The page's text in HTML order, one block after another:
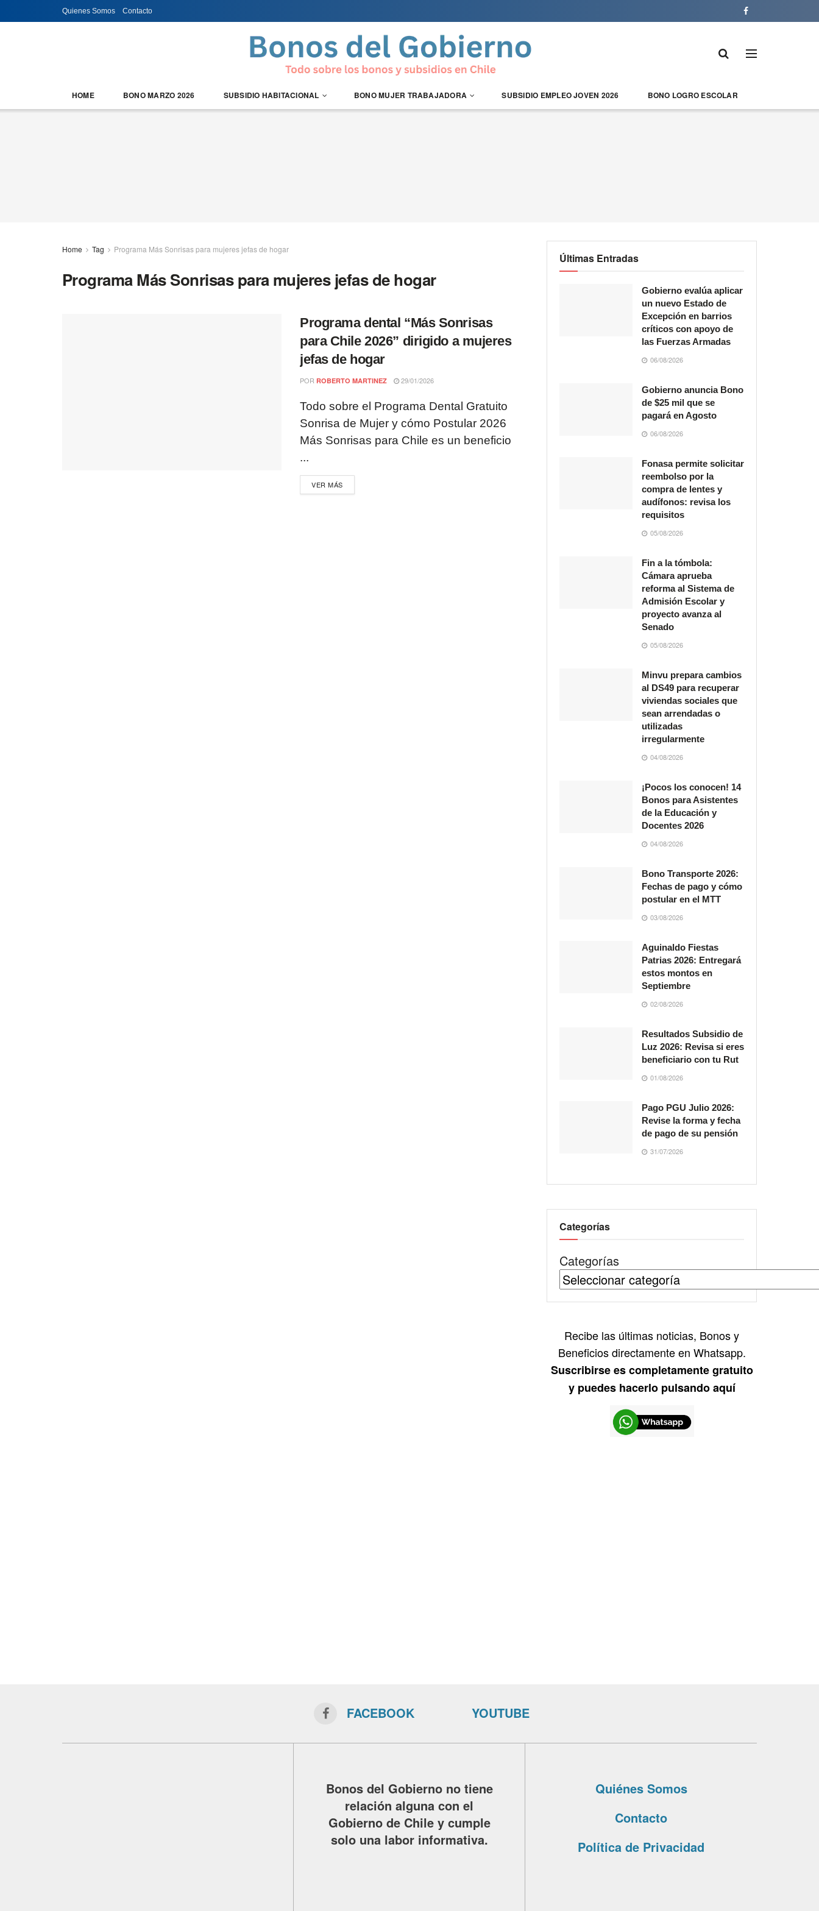
Quienes Somos Contacto
HOME BONO MARZO 2026 SUBSIDIO HABITACIONAL BONO MUJER TRABAJADORA SUBSIDIO EMPLEO JOVEN 2026 BONO LOGRO ESCOLAR
Home Tag Programa Más Sonrisas para mujeres jefas de hogar
Programa Más Sonrisas para mujeres jefas de hogar
Programa dental “Más Sonrisas
para Chile 2026” dirigido a mujeres
jefas de hogar
POR ROBERTO MARTINEZ 29/01/2026
Todo sobre el Programa Dental Gratuito
Sonrisa de Mujer y cómo Postular 2026
Más Sonrisas para Chile es un beneficio
...
VER MÁS
Últimas Entradas
Gobierno evalúa aplicar
un nuevo Estado de
Excepción en barrios
críticos con apoyo de
las Fuerzas Armadas
06/08/2026
Gobierno anuncia Bono
de $25 mil que se
pagará en Agosto
06/08/2026
Fonasa permite solicitar
reembolso por la
compra de lentes y
audífonos: revisa los
requisitos
05/08/2026
Fin a la tómbola:
Cámara aprueba
reforma al Sistema de
Admisión Escolar y
proyecto avanza al
Senado
05/08/2026
Minvu prepara cambios
al DS49 para recuperar
viviendas sociales que
sean arrendadas o
utilizadas
irregularmente
04/08/2026
¡Pocos los conocen! 14
Bonos para Asistentes
de la Educación y
Docentes 2026
04/08/2026
Bono Transporte 2026:
Fechas de pago y cómo
postular en el MTT
03/08/2026
Aguinaldo Fiestas
Patrias 2026: Entregará
estos montos en
Septiembre
02/08/2026
Resultados Subsidio de
Luz 2026: Revisa si eres
beneficiario con tu Rut
01/08/2026
Pago PGU Julio 2026:
Revise la forma y fecha
de pago de su pensión
31/07/2026
Categorías
Categorías
Recibe las últimas noticias, Bonos y
Beneficios directamente en Whatsapp.
Suscribirse es completamente gratuito
y puedes hacerlo pulsando aquí
FACEBOOK YOUTUBE
Bonos del Gobierno no tiene
relación alguna con el
Gobierno de Chile y cumple
solo una labor informativa.
Quiénes Somos
Contacto
Política de Privacidad